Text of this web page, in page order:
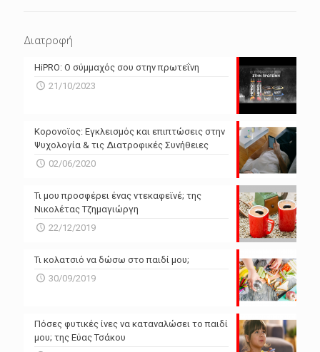
N/A
Powered by Forecast.io
Διατροφή
HiPRO: Ο σύμμαχός σου στην πρωτεΐνη
21/10/2023
Κορονοϊος: Εγκλεισμός και επιπτώσεις στην
Ψυχολογία & τις Διατροφικές Συνήθειες
02/06/2020
Τι μου προσφέρει ένας ντεκαφεϊνέ; της
Νικολέτας Τζημαγιώργη
22/12/2019
Τι κολατσιό να δώσω στο παιδί μου;
30/09/2019
Πόσες φυτικές ίνες να καταναλώσει το παιδί
μου; της Εύας Τσάκου